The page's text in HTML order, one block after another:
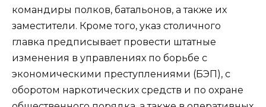
командиры полков, батальонов, а также их
заместители. Кроме того, указ столичного
главка предписывает провести штатные
изменения в управлениях по борьбе с
экономическими преступлениями (БЭП), с
оборотом наркотических средств и по охране